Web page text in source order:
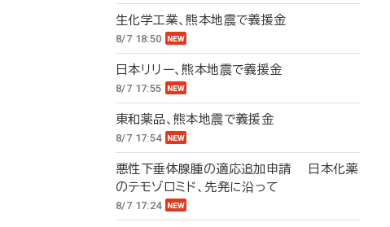
生化学工業、熊本地震で義援金
8/7 18:50
日本リリー、熊本地震で義援金
8/7 17:55
東和薬品、熊本地震で義援金
8/7 17:54
悪性下垂体腺腫の適応追加申請 日本化薬
のテモゾロミド、先発に沿って
8/7 17:24